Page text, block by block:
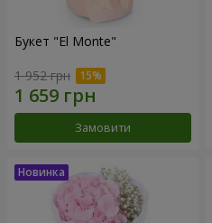
Букет "El Monte"
1 952 грн
Замовити